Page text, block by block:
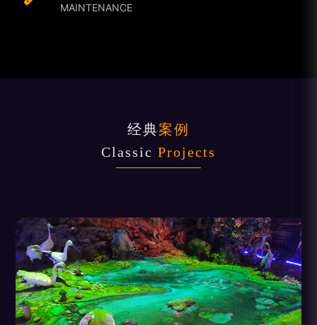
MAINTENANCE
经典案例
Classic Projects